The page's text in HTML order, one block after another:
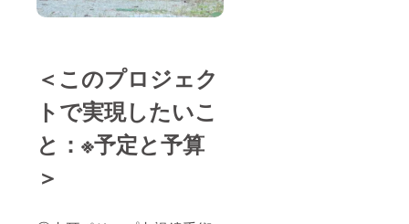
＜このプロジェク
トで実現したいこ
と：※予定と予算
＞